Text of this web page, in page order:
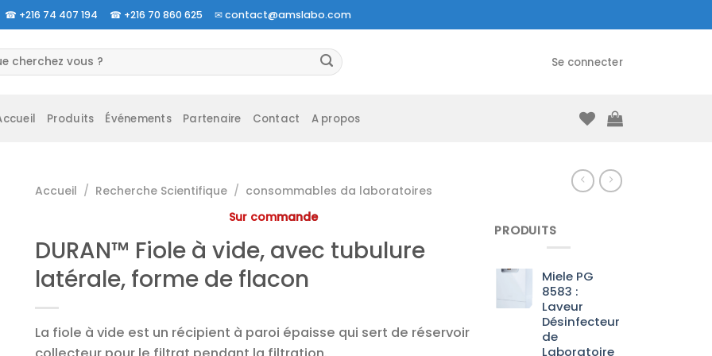
☎ +216 74 407 194 ☎ +216 70 860 625 ✉contact@amslabo.com
Se connecter
Produits Événements Partenaire Contact A propos
Accueil / Recherche Scientifique / consommables da laboratoires
Sur commande
DURAN™ Fiole à vide, avec tubulure
latérale, forme de flacon
La fiole à vide est un récipient à paroi épaisse qui sert de réservoir
PRODUITS
Miele PG
8583 :
Laveur
Désinfecteur
de
Laboratoire